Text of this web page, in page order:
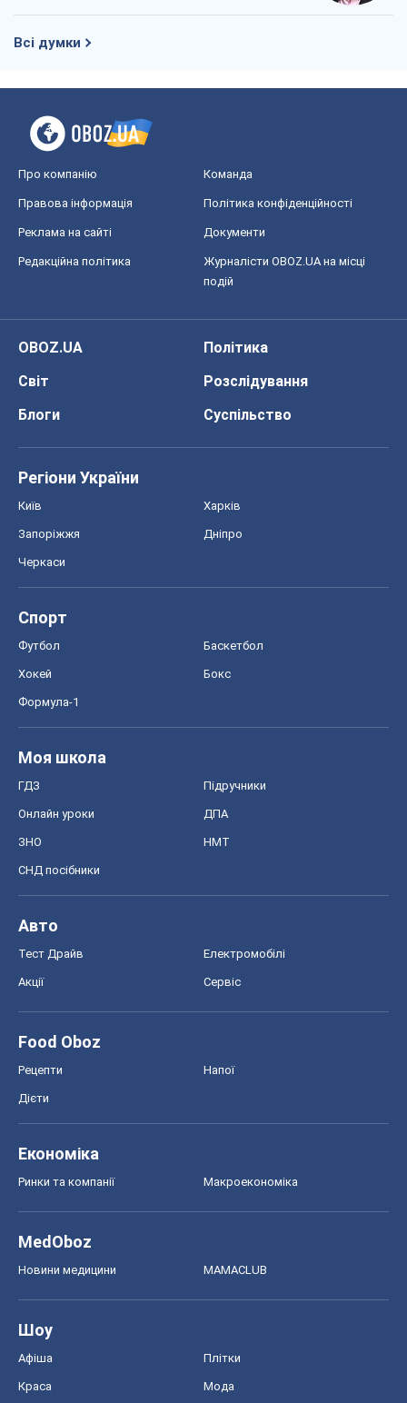
Всі думки
Про компанію Команда
Правова інформація Політика конфіденційності
Реклама на сайті Документи
Редакційна політика
Журналісти OBOZ.UA на місці
подій
OBOZ.UA
Політика
Світ
Розслідування
Блоги
Суспільство
Регіони України
Київ Харків
Запоріжжя Дніпро
Черкаси
Спорт
Футбол Баскетбол
Хокей Бокс
Формула-1
Моя школа
ГДЗ Підручники
Онлайн уроки ДПА
ЗНО НМТ
СНД посібники
Авто
Тест Драйв Електромобілі
Акції Сервіс
Food Oboz
Рецепти Напої
Дієти
Економіка
Ринки та компанії Макроекономіка
MedOboz
Новини медицини MAMACLUB
Шоу
Афіша Плітки
Краса Мода